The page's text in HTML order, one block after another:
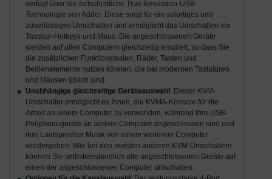
verfügt über die fortschrittliche True-Emulation-USB-
Technologie von Adder. Diese sorgt für ein sofortiges und
zuverlässiges Umschalten und ermöglicht das Umschalten via
Tastatur-Hotkeys und Maus. Die angeschlossenen Geräte
werden auf allen Computern gleichzeitig emuliert, so dass Sie
die zusätzlichen Funktionstasten, Räder, Tasten und
Bedienelemente nutzen können, die bei modernen Tastaturen
und Mäusen üblich sind.
Unabhängige gleichzeitige Geräteauswahl : Dieser KVM-
Umschalter ermöglicht es Ihnen, die KVMA-Konsole für die
Arbeit an einem Computer zu verwenden, während Ihre USB-
Peripheriegeräte an andere Computer angeschlossen sind und
ihre Lautsprecher Musik von einem weiterem Computer
wiedergeben. Wie bei den meisten anderen KVM-Umschaltern
können Sie selbstverständlich alle angeschlossenen Geräte auf
einen der angeschlossenen Computer umschalten.